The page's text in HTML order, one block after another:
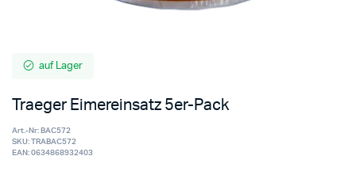
auf Lager
Traeger Eimereinsatz 5er-Pack
Art.-Nr:BAC572
SKU: TRABAC572
EAN:0634868932403